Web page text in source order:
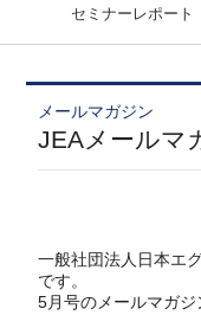
セミナーレポート
メールマガジン
JEAメールマ
一般社団法人日本エ
です。
5月号のメールマガジ